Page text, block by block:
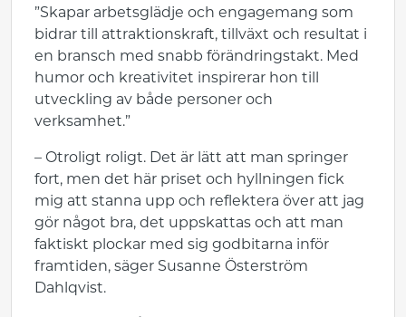
”Skapar arbetsglädje och engagemang som
bidrar till attraktionskraft, tillväxt och resultat i
en bransch med snabb förändringstakt. Med
humor och kreativitet inspirerar hon till
utveckling av både personer och
verksamhet.”
– Otroligt roligt. Det är lätt att man springer
fort, men det här priset och hyllningen fick
mig att stanna upp och reflektera över att jag
gör något bra, det uppskattas och att man
faktiskt plockar med sig godbitarna inför
framtiden, säger Susanne Österström
Dahlqvist.